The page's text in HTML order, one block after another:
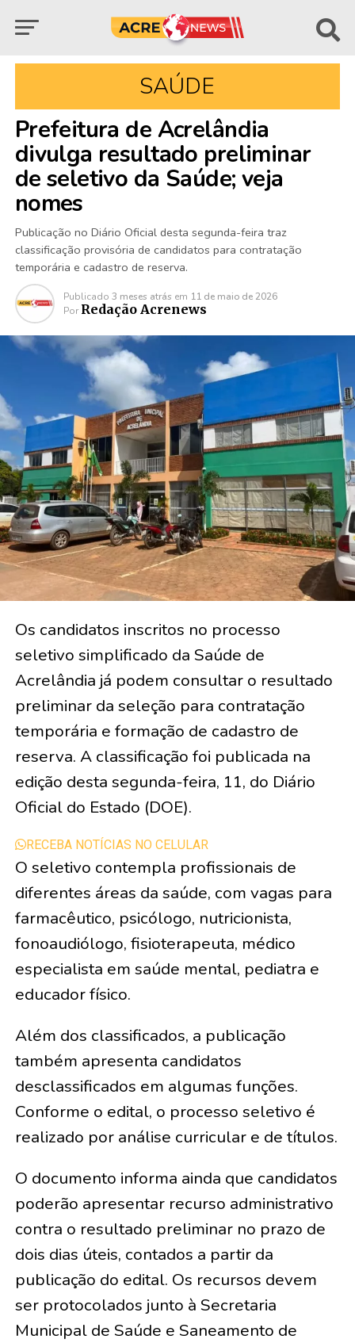
SAÚDE
Prefeitura de Acrelândia
divulga resultado preliminar
de seletivo da Saúde; veja
nomes
Publicação no Diário Oficial desta segunda-feira traz
classificação provisória de candidatos para contratação
temporária e cadastro de reserva.
Publicado 3 meses atrás em 11 de maio de 2026
Por Redação Acrenews
Os candidatos inscritos no processo
seletivo simplificado da Saúde de
Acrelândia já podem consultar o resultado
preliminar da seleção para contratação
temporária e formação de cadastro de
reserva. A classificação foi publicada na
edição desta segunda-feira, 11, do Diário
Oficial do Estado (DOE).
RECEBA NOTÍCIAS NO CELULAR
O seletivo contempla profissionais de
diferentes áreas da saúde, com vagas para
farmacêutico, psicólogo, nutricionista,
fonoaudiólogo, fisioterapeuta, médico
especialista em saúde mental, pediatra e
educador físico.
Além dos classificados, a publicação
também apresenta candidatos
desclassificados em algumas funções.
Conforme o edital, o processo seletivo é
realizado por análise curricular e de títulos.
O documento informa ainda que candidatos
poderão apresentar recurso administrativo
contra o resultado preliminar no prazo de
dois dias úteis, contados a partir da
publicação do edital. Os recursos devem
ser protocolados junto à Secretaria
Municipal de Saúde e Saneamento de